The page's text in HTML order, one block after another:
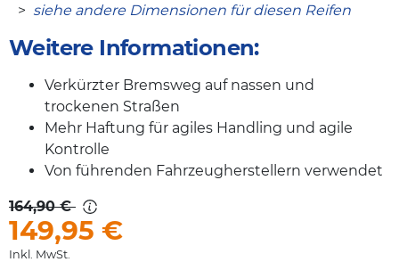
> siehe andere Dimensionen für diesen Reifen
Weitere Informationen:
Verkürzter Bremsweg auf nassen und
trockenen Straßen
Mehr Haftung für agiles Handling und agile
Kontrolle
Von führenden Fahrzeugherstellern verwendet
164,90 €
149,95 €
Inkl. MwSt.